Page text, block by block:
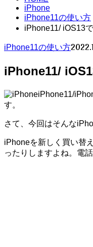
iPhone
iPhone11の使い方
iPhone11/ iOS13
iPhone11の使い方
iPhone11/
iPhone11/
す。
さて、今回はそんな
iPhoneを新しく買い替
ったりしますよね。電